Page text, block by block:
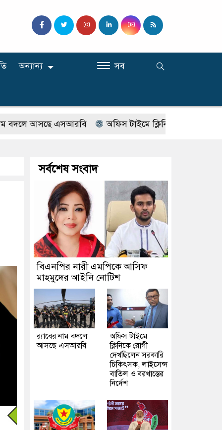
অন্যান্য সব
আসছে এসআরবি অফিস টাইমে ক্লিনিকে রোগী দেখছিলেন
সর্বশেষ সংবাদ
বিএনপির নারী এমপিকে আসিফ
মাহমুদের আইনি নোটিশ
র‍্যাবের নাম বদলে
আসছে এসআরবি
অফিস টাইমে
ক্লিনিকে রোগী
দেখছিলেন সরকারি
চিকিৎসক, লাইসেন্স
বাতিল ও বরখাস্তের
নির্দেশ